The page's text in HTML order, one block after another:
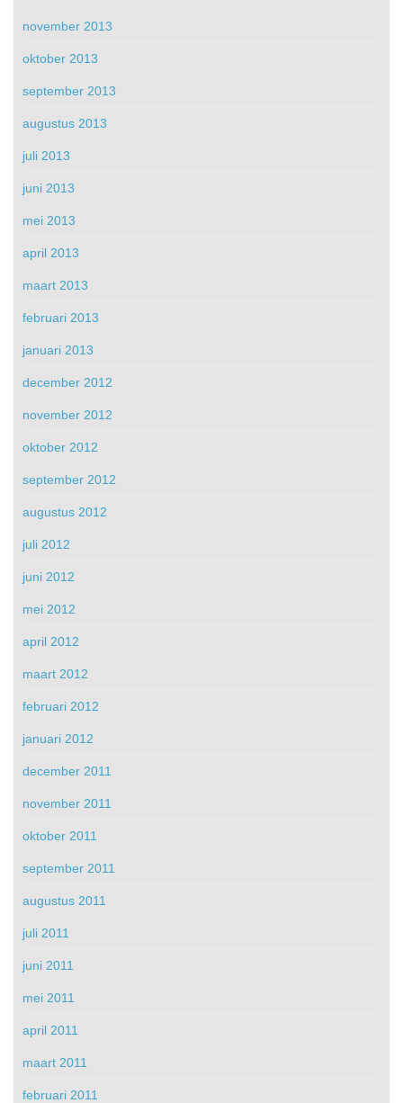
november 2013
oktober 2013
september 2013
augustus 2013
juli 2013
juni 2013
mei 2013
april 2013
maart 2013
februari 2013
januari 2013
december 2012
november 2012
oktober 2012
september 2012
augustus 2012
juli 2012
juni 2012
mei 2012
april 2012
maart 2012
februari 2012
januari 2012
december 2011
november 2011
oktober 2011
september 2011
augustus 2011
juli 2011
juni 2011
mei 2011
april 2011
maart 2011
februari 2011